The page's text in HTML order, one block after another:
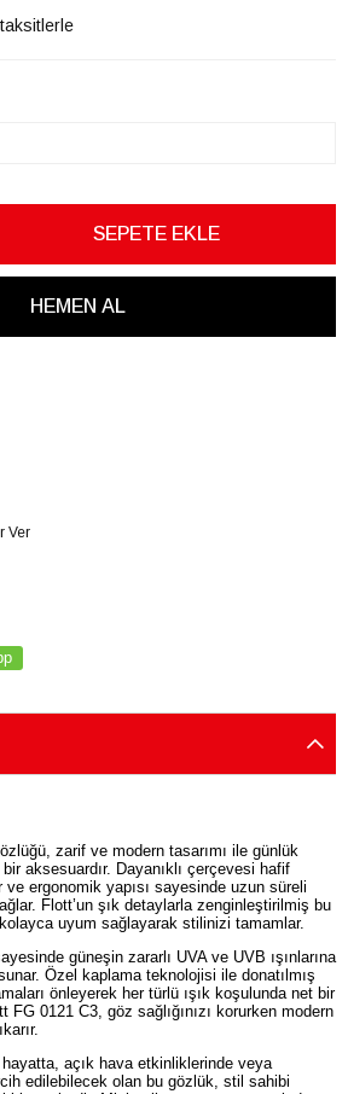
Ver
zarif ve modern tasarımı ile günlük
aksesuardır. Dayanıklı çerçevesi hafif
ergonomik yapısı sayesinde uzun süreli
Flott’un şık detaylarla zenginleştirilmiş bu
uyum sağlayarak stilinizi tamamlar.
güneşin zararlı UVA ve UVB ışınlarına
Özel kaplama teknolojisi ile donatılmış
önleyerek her türlü ışık koşulunda net bir
0121 C3, göz sağlığınızı korurken modern
açık hava etkinliklerinde veya
edilebilecek olan bu gözlük, stil sahibi